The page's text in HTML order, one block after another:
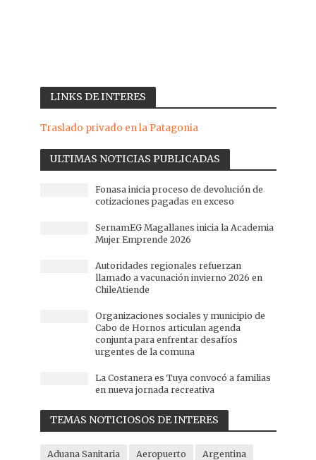
LINKS DE INTERES
Traslado privado en la Patagonia
ULTIMAS NOTICIAS PUBLICADAS
Fonasa inicia proceso de devolución de
cotizaciones pagadas en exceso
SernamEG Magallanes inicia la Academia
Mujer Emprende 2026
Autoridades regionales refuerzan
llamado a vacunación invierno 2026 en
ChileAtiende
Organizaciones sociales y municipio de
Cabo de Hornos articulan agenda
conjunta para enfrentar desafíos
urgentes de la comuna
La Costanera es Tuya convocó a familias
en nueva jornada recreativa
TEMAS NOTICIOSOS DE INTERES
Aduana Sanitaria Aeropuerto Argentina